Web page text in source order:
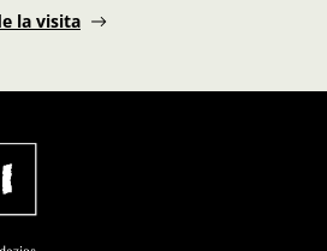
la visita